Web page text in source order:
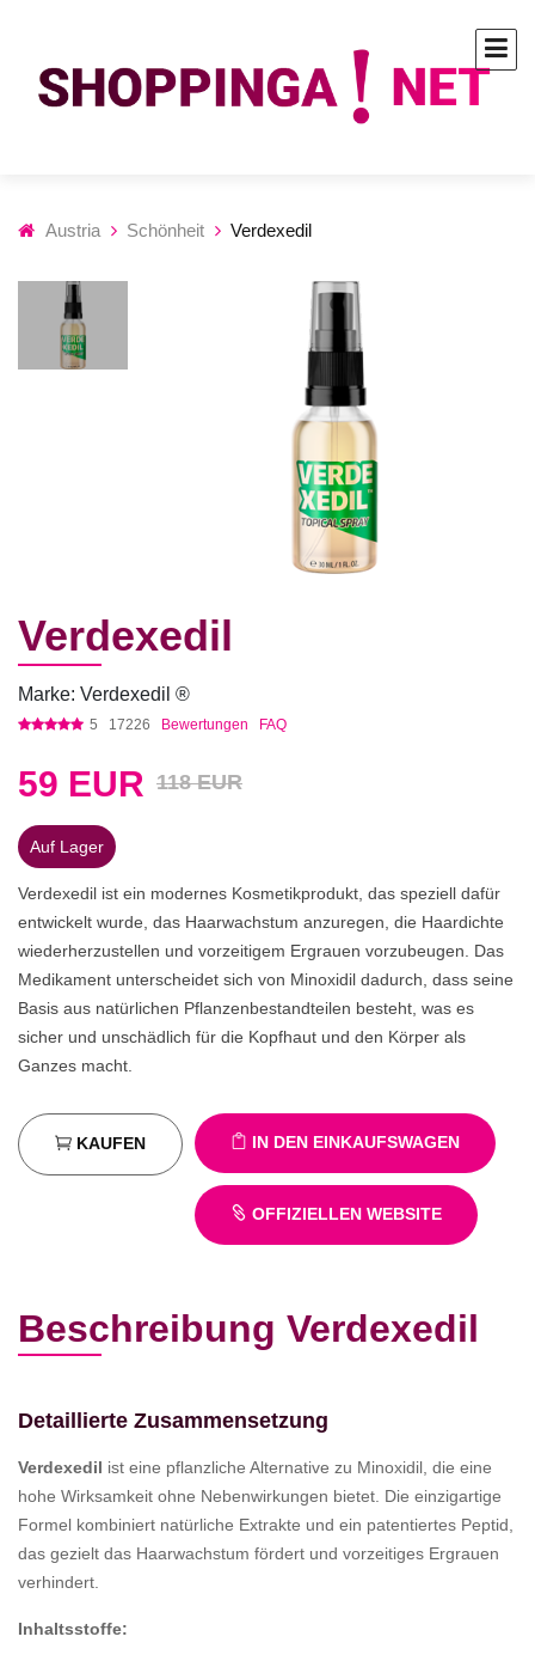
Austria Schönheit Verdexedil
Verdexedil
Marke: Verdexedil ®
5 17226 Bewertungen FAQ
59 EUR 118 EUR
Auf Lager
Verdexedil ist ein modernes Kosmetikprodukt, das speziell dafür
entwickelt wurde, das Haarwachstum anzuregen, die Haardichte
wiederherzustellen und vorzeitigem Ergrauen vorzubeugen. Das
Medikament unterscheidet sich von Minoxidil dadurch, dass seine
Basis aus natürlichen Pflanzenbestandteilen besteht, was es
sicher und unschädlich für die Kopfhaut und den Körper als
Ganzes macht.
IN DEN EINKAUFSWAGEN
KAUFEN
OFFIZIELLEN WEBSITE
Beschreibung Verdexedil
Detaillierte Zusammensetzung
Verdexedil ist eine pflanzliche Alternative zu Minoxidil, die eine
hohe Wirksamkeit ohne Nebenwirkungen bietet. Die einzigartige
Formel kombiniert natürliche Extrakte und ein patentiertes Peptid,
das gezielt das Haarwachstum fördert und vorzeitiges Ergrauen
verhindert.
Inhaltsstoffe: